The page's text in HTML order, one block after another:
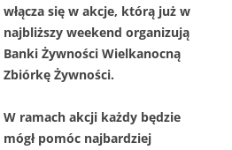
włącza się w akcje, którą już w
najbliższy weekend organizują
Banki Żywności Wielkanocną
Zbiórkę Żywności.
W ramach akcji każdy będzie
mógł pomóc najbardziej